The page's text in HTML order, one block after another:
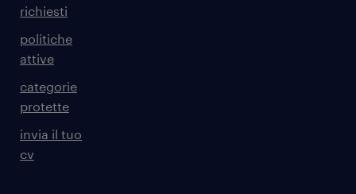
richiesti
politiche
attive
categorie
protette
invia il tuo
cv